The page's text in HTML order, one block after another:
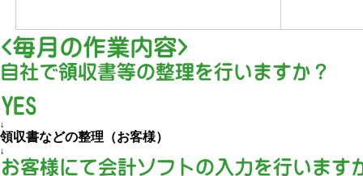
↓
領収書などの整理（お客様）
↓